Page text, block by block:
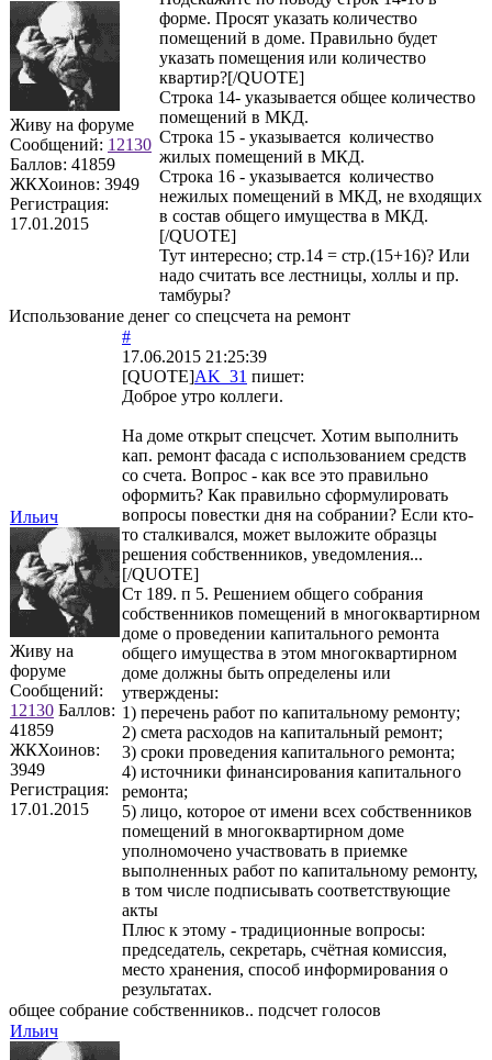
Живу на форуме
Сообщений: 12130
Баллов: 41859
ЖКХоинов: 3949
Регистрация:
17.01.2015
форме. Просят указать количество
помещений в доме. Правильно будет
указать помещения или количество
квартир?[/QUOTE]
Строка 14- указывается общее количество
помещений в МКД.
Строка 15 - указывается количество
жилых помещений в МКД.
Строка 16 - указывается количество
нежилых помещений в МКД, не входящих
в состав общего имущества в МКД.
[/QUOTE]
Тут интересно; стр.14 = стр.(15+16)? Или
надо считать все лестницы, холлы и пр.
тамбуры?
Использование денег со спецсчета на ремонт
Ильич
Живу на
форуме
Сообщений:
12130 Баллов:
41859
ЖКХоинов:
3949
Регистрация:
17.01.2015
#
17.06.2015 21:25:39
[QUOTE]AK_31 пишет:
Доброе утро коллеги.
На доме открыт спецсчет. Хотим выполнить
кап. ремонт фасада с использованием средств
со счета. Вопрос - как все это правильно
оформить? Как правильно сформулировать
вопросы повестки дня на собрании? Если кто-
то сталкивался, может выложите образцы
решения собственников, уведомления...
[/QUOTE]
Ст 189. п 5. Решением общего собрания
собственников помещений в многоквартирном
доме о проведении капитального ремонта
общего имущества в этом многоквартирном
доме должны быть определены или
утверждены:
1) перечень работ по капитальному ремонту;
2) смета расходов на капитальный ремонт;
3) сроки проведения капитального ремонта;
4) источники финансирования капитального
ремонта;
5) лицо, которое от имени всех собственников
помещений в многоквартирном доме
уполномочено участвовать в приемке
выполненных работ по капитальному ремонту,
в том числе подписывать соответствующие
акты
Плюс к этому - традиционные вопросы:
председатель, секретарь, счётная комиссия,
место хранения, способ информирования о
результатах.
общее собрание собственников.. подсчет голосов
Ильич